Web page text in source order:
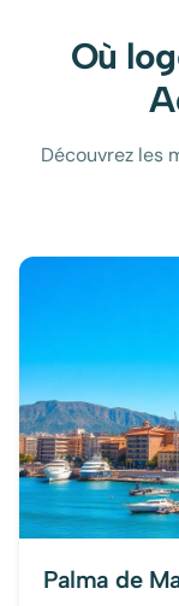
Où
Découvrez les
Palma de